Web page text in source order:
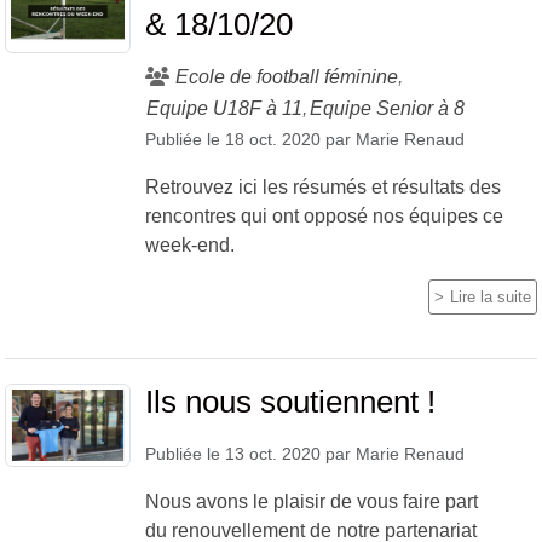
& 18/10/20
Ecole de football féminine
Equipe U18F à 11 Equipe Senior à 8
Publiée le 18 oct. 2020 par Marie Renaud
Retrouvez ici les résumés et résultats des
rencontres qui ont opposé nos équipes ce
week-end.
Lire la suite
Ils nous soutiennent !
Publiée le 13 oct. 2020 par Marie Renaud
Nous avons le plaisir de vous faire part
du renouvellement de notre partenariat